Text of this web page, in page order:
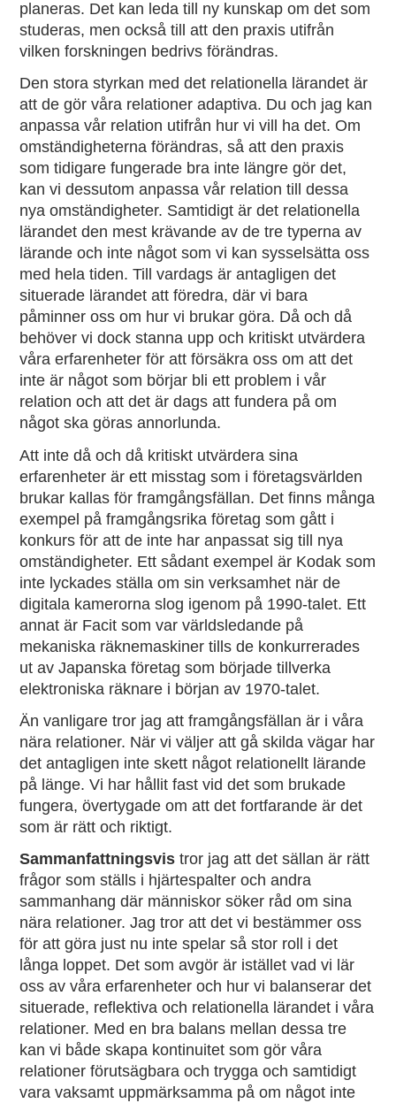
planeras. Det kan leda till ny kunskap om det som
studeras, men också till att den praxis utifrån
vilken forskningen bedrivs förändras.
Den stora styrkan med det relationella lärandet är
att de gör våra relationer adaptiva. Du och jag kan
anpassa vår relation utifrån hur vi vill ha det. Om
omständigheterna förändras, så att den praxis
som tidigare fungerade bra inte längre gör det,
kan vi dessutom anpassa vår relation till dessa
nya omständigheter. Samtidigt är det relationella
lärandet den mest krävande av de tre typerna av
lärande och inte något som vi kan sysselsätta oss
med hela tiden. Till vardags är antagligen det
situerade lärandet att föredra, där vi bara
påminner oss om hur vi brukar göra. Då och då
behöver vi dock stanna upp och kritiskt utvärdera
våra erfarenheter för att försäkra oss om att det
inte är något som börjar bli ett problem i vår
relation och att det är dags att fundera på om
något ska göras annorlunda.
Att inte då och då kritiskt utvärdera sina
erfarenheter är ett misstag som i företagsvärlden
brukar kallas för framgångsfällan. Det finns många
exempel på framgångsrika företag som gått i
konkurs för att de inte har anpassat sig till nya
omständigheter. Ett sådant exempel är Kodak som
inte lyckades ställa om sin verksamhet när de
digitala kamerorna slog igenom på 1990-talet. Ett
annat är Facit som var världsledande på
mekaniska räknemaskiner tills de konkurrerades
ut av Japanska företag som började tillverka
elektroniska räknare i början av 1970-talet.
Än vanligare tror jag att framgångsfällan är i våra
nära relationer. När vi väljer att gå skilda vägar har
det antagligen inte skett något relationellt lärande
på länge. Vi har hållit fast vid det som brukade
fungera, övertygade om att det fortfarande är det
som är rätt och riktigt.
Sammanfattningsvis tror jag att det sällan är rätt
frågor som ställs i hjärtespalter och andra
sammanhang där människor söker råd om sina
nära relationer. Jag tror att det vi bestämmer oss
för att göra just nu inte spelar så stor roll i det
långa loppet. Det som avgör är istället vad vi lär
oss av våra erfarenheter och hur vi balanserar det
situerade, reflektiva och relationella lärandet i våra
relationer. Med en bra balans mellan dessa tre
kan vi både skapa kontinuitet som gör våra
relationer förutsägbara och trygga och samtidigt
vara vaksamt uppmärksamma på om något inte